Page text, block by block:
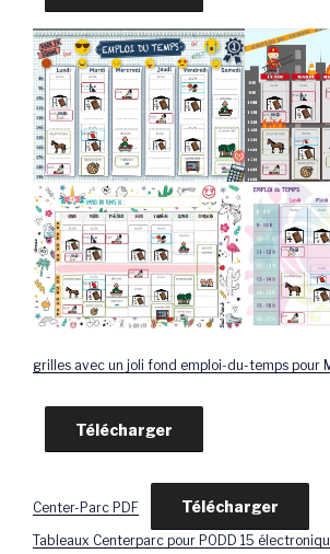
grilles avec un joli fond emploi-du-temps pour
Télécharger
Center-Parc PDF Télécharger
Tableaux Centerparc pour PODD 15